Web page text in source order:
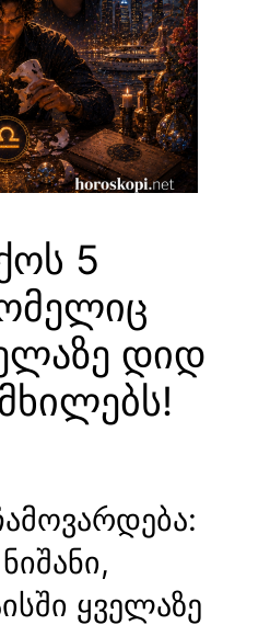
5
დიდ
ყველაზე